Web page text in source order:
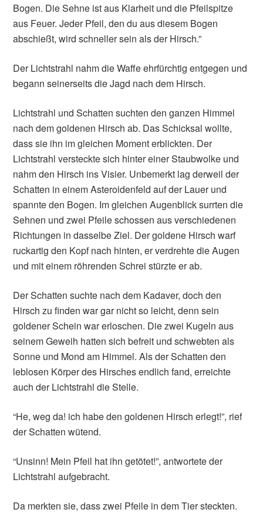
Bogen. Die Sehne ist aus Klarheit und die Pfeilspitze
aus Feuer. Jeder Pfeil, den du aus diesem Bogen
abschießt, wird schneller sein als der Hirsch.”
Der Lichtstrahl nahm die Waffe ehrfürchtig entgegen und
begann seinerseits die Jagd nach dem Hirsch.
Lichtstrahl und Schatten suchten den ganzen Himmel
nach dem goldenen Hirsch ab. Das Schicksal wollte,
dass sie ihn im gleichen Moment erblickten. Der
Lichtstrahl versteckte sich hinter einer Staubwolke und
nahm den Hirsch ins Visier. Unbemerkt lag derweil der
Schatten in einem Asteroidenfeld auf der Lauer und
spannte den Bogen. Im gleichen Augenblick surrten die
Sehnen und zwei Pfeile schossen aus verschiedenen
Richtungen in dasselbe Ziel. Der goldene Hirsch warf
ruckartig den Kopf nach hinten, er verdrehte die Augen
und mit einem röhrenden Schrei stürzte er ab.
Der Schatten suchte nach dem Kadaver, doch den
Hirsch zu finden war gar nicht so leicht, denn sein
goldener Schein war erloschen. Die zwei Kugeln aus
seinem Geweih hatten sich befreit und schwebten als
Sonne und Mond am Himmel. Als der Schatten den
leblosen Körper des Hirsches endlich fand, erreichte
auch der Lichtstrahl die Stelle.
“He, weg da! ich habe den goldenen Hirsch erlegt!”, rief
der Schatten wütend.
“Unsinn! Mein Pfeil hat ihn getötet!”, antwortete der
Lichtstrahl aufgebracht.
Da merkten sie, dass zwei Pfeile in dem Tier steckten.